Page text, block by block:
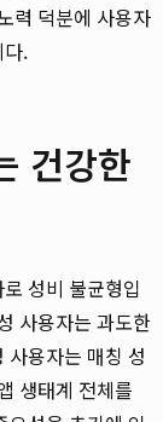
력 덕분에 사용자
.
건강한
성비 불균형입
사용자는 과도한
사용자는 매칭 성
생태계 전체를